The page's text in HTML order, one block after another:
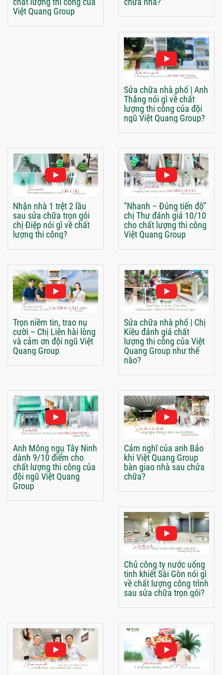
Việt Quang Group
Sửa chữa nhà phố | Anh
Thắng nói gì về chất
lượng thi công của đội
ngũ Việt Quang Group?
Nhận nhà 1 trệt 2 lầu
sau sửa chữa trọn gói
chị Điệp nói gì về chất
lượng thi công?
“Nhanh – Đúng tiến độ”
chị Thư đánh giá 10/10
cho chất lượng thi công
Việt Quang Group
Trọn niềm tin, trao nụ
cười – Chị Liên hài lòng
và cảm ơn đội ngũ Việt
Quang Group
Sửa chữa nhà phố | Chị
Kiều đánh giá chất
lượng thi công của Việt
Quang Group như thế
nào?
Anh Mông ngụ Tây Ninh
dành 9/10 điểm cho
chất lượng thi công của
đội ngũ Việt Quang
Group
Cảm nghĩ của anh Bảo
khi Việt Quang Group
bàn giao nhà sau chửa
chữa?
Chủ công ty nước uống
tinh khiết Sài Gòn nói gì
về chất lượng công trình
sau sửa chữa trọn gói?